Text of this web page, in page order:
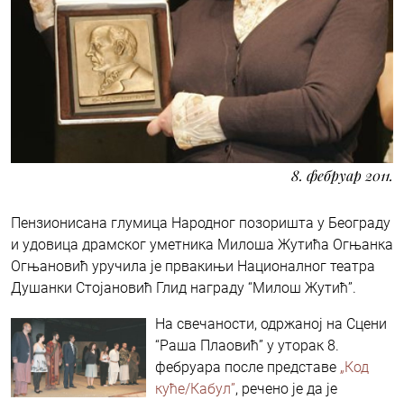
8. фебруар 2011.
Пензионисана глумица Народног позоришта у Београду
и удовица драмског уметника Милоша Жутића Огњанка
Огњановић уручила је првакињи Националног театра
Душанки Стојановић Глид награду “Милош Жутић”.
На свечаности, одржаној на Сцени
“Раша Плаовић” у уторак 8.
фебруара после представе „Код
куће/Кабул”, речено је да је